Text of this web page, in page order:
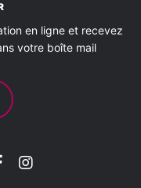
en ligne et recevez
votre boîte mail
Suivez-Suivez-